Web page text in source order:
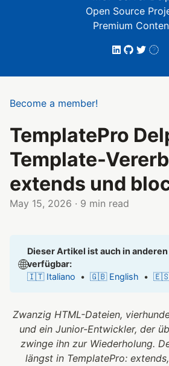
Open Source
Premium
Become a member!
TemplatePro
Template-
extends und
May 15, 2026 · 9 min read
🌐
Dieser Artikel ist auch in anderen
verfügbar:
🇮🇹 Italiano • 🇬🇧 English • 🇪🇸
Zwanzig HTML-Dateien,
und ein Junior-Entwickler, der
zwinge ihn zur Wiederholung.
längst in TemplatePro: